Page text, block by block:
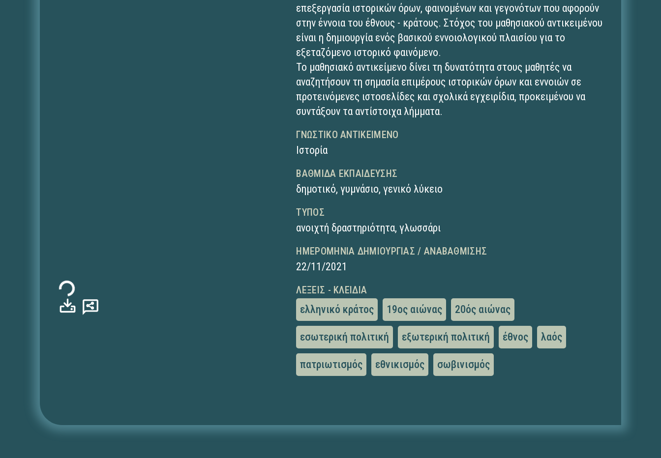
Φόρτωση...
επεξεργασία ιστορικών όρων, φαινομένων και γεγονότων που αφορούν
στην έννοια του έθνους - κράτους. Στόχος του μαθησιακού αντικειμένου
είναι η δημιουργία ενός βασικού εννοιολογικού πλαισίου για το
εξεταζόμενο ιστορικό φαινόμενο.
Το μαθησιακό αντικείμενο δίνει τη δυνατότητα στους μαθητές να
αναζητήσουν τη σημασία επιμέρους ιστορικών όρων και εννοιών σε
προτεινόμενες ιστοσελίδες και σχολικά εγχειρίδια, προκειμένου να
συντάξουν τα αντίστοιχα λήμματα.
ΓΝΩΣΤΙΚΌ ΑΝΤΙΚΕΊΜΕΝΟ
Ιστορία
ΒΑΘΜΊΔΑ ΕΚΠΑΊΔΕΥΣΗΣ
δημοτικό,γυμνάσιο,γενικό λύκειο
ΤΎΠΟΣ
ανοιχτή δραστηριότητα,γλωσσάρι
ΗΜΕΡΟΜΗΝΊΑ ΔΗΜΙΟΥΡΓΊΑΣ / ΑΝΑΒΆΘΜΙΣΗΣ
22/11/2021
ΛΈΞΕΙΣ - ΚΛΕΙΔΙΆ
ελληνικό κράτος 19ος αιώνας 20ός αιώνας
εσωτερική πολιτική εξωτερική πολιτική έθνος λαός
πατριωτισμός εθνικισμός σωβινισμός